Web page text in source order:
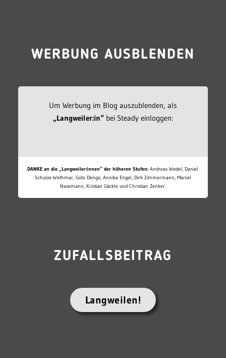
WERBUNG AUSBLENDEN
Um Werbung im Blog auszublenden, als
„Langweiler:in“bei Steady einloggen:
DANKE an die „Langweiler:innen“ der höheren Stufen: Andreas Wedel, Daniel
Schulze-Wethmar, Goto Dengo, Annika Engel, Dirk Zimmermann, Marcel
Nasemann, Kristian Gäckle und Christian Zenker.
ZUFALLSBEITRAG
Langweilen!